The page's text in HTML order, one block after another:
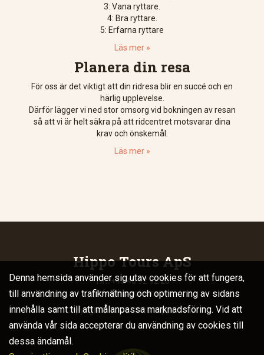
3: Vana ryttare.
4: Bra ryttare.
5: Erfarna ryttare
Läs mer »
Planera din resa
För oss är det viktigt att din ridresa blir en succé och en
härlig upplevelse.
Därför lägger vi ned stor omsorg vid bokningen av resan
så att vi är helt säkra på att ridcentret motsvarar dina
krav och önskemål.
Läs mer »
Hippo Tours ApS
Tlf.: +45 40 92 92 20
info@hippotours.se
Copyright© 2006-2026. Hippo Tours
Denna hemsida använder sig utav cookies för att fungera,
till användning av trafikmätning och optimering av sidans
innehålla samt till att målanpassa marknadsföring. Vid att
använda vår sida accepterar du användning av cookies till
dessa ändamål.